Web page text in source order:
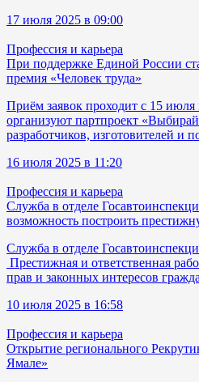
17 июля 2025 в 09:00
Профессия и карьера
При поддержке Единой России
премия «Человек труда»
Приём заявок проходит с 15
организуют партпроект
разработчиков, изготовителей и
16 июля 2025 в 11:20
Профессия и карьера
Служба в отделе
возможность построить
Cлужба в отделе
Престижная и ответственная
прав и законных интересов
10 июля 2025 в 16:58
Профессия и карьера
Открытие регионального
Ямале»